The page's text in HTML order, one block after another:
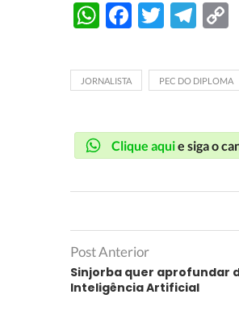
WhatsApp
Facebook
Twitter
JORNALISTA PEC DO DIPLOMA
Clique aquie siga o
Post Anterior
Sinjorba quer aprofundar
Inteligência Artificial